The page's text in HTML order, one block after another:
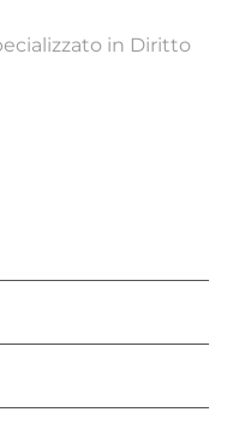
in Diritto